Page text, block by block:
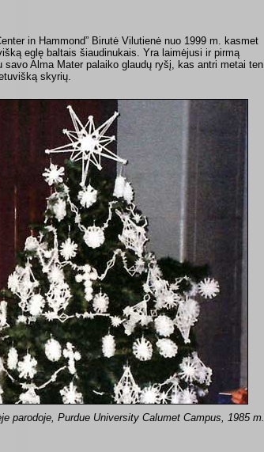
in Hammond” Birutė Vilutienė nuo 1999 m. kasmet
eglę baltais šiaudinukais. Yra laimėjusi ir pirmą
Alma Mater palaiko glaudų ryšį, kas antri metai ten
skyrių.
parodoje, Purdue University Calumet Campus, 1985 m.